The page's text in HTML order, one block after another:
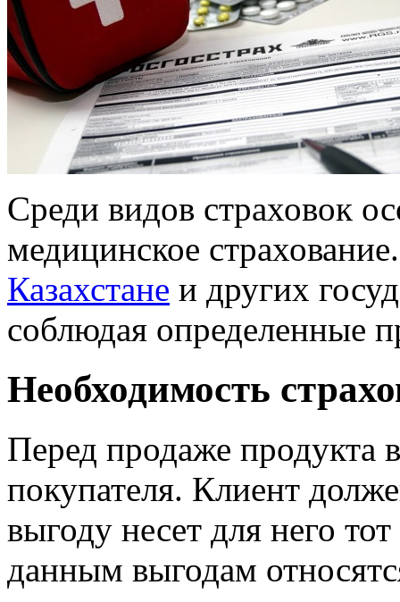
Среди видов страховок
медицинское
Казахстане и других
соблюдая определенные
Необходимость
Перед продаже продукта
покупателя. Клиент
выгоду несет для него
данным выгодам